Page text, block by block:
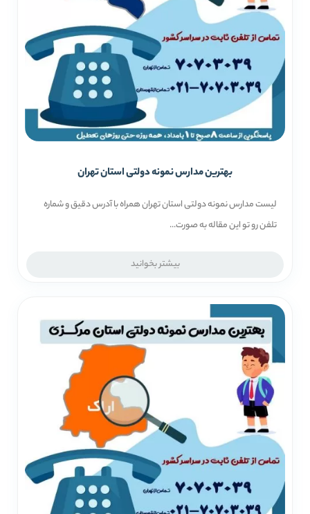
بهترین مدارس نمونه دولتی استان تهران
لیست مدارس نمونه دولتی استان تهران همراه با آدرس دقیق و شماره
تلفن رو تو این مقاله به صورت...
بیشتر بخوانید